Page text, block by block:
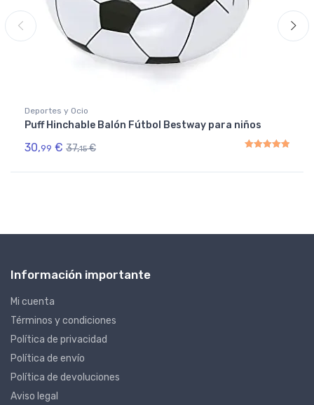
Deportes y Ocio
Puff Hinchable Balón Fútbol Bestway para niños
30,99 € 37,15 €
Información importante
Mi cuenta
Términos y condiciones
Política de privacidad
Política de envío
Política de devoluciones
Aviso legal